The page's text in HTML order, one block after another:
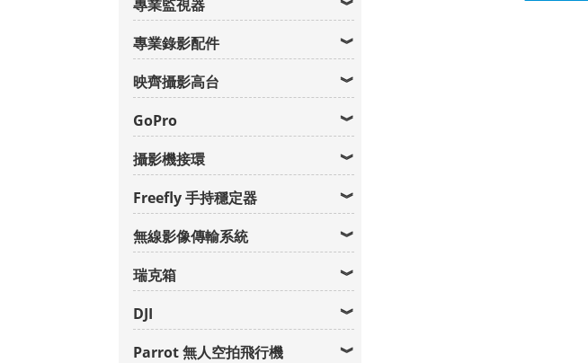
專業監視器
專業錄影配件
映齊攝影高台
GoPro
攝影機接環
Freefly 手持穩定器
無線影像傳輸系統
瑞克箱
DJI
Parrot 無人空拍飛行機